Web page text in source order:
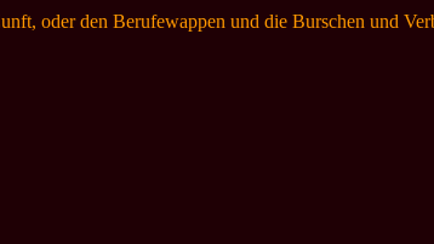
oder den Berufewappen und die Burschen und